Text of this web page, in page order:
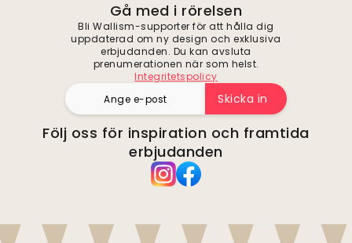
Gå med i rörelsen
Bli Wallism-supporter för att hålla dig
uppdaterad om ny design och exklusiva
erbjudanden. Du kan avsluta
prenumerationen när som helst.
Integritetspolicy
Skicka in
Följ oss för inspiration och framtida
erbjudanden